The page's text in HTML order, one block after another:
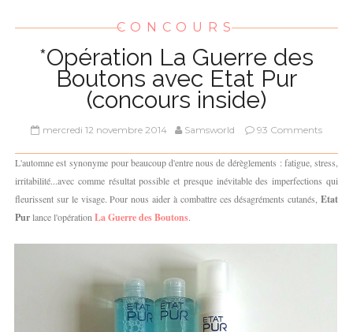
CONCOURS
*Opération La Guerre des
Boutons avec Etat Pur
(concours inside)
mercredi 12 novembre 2014 Samsworld 93 Comments
L'automne est synonyme pour beaucoup d'entre nous de dérèglements : fatigue, stress,
irritabilité...avec comme résultat possible et presque inévitable des imperfections qui
fleurissent sur le visage. Pour nous aider à combattre ces désagréments cutanés, Etat
Purlance l'opération La Guerre des Boutons.